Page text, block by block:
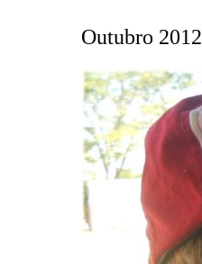
Outubro 2012